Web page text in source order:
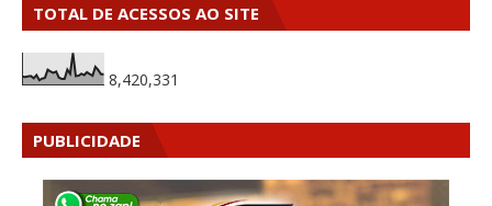
TOTAL DE ACESSOS AO SITE
8,420,331
PUBLICIDADE